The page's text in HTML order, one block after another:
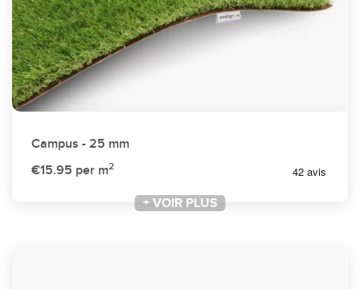
Campus - 25 mm
€15.95 per m2
+ VOIR PLUS